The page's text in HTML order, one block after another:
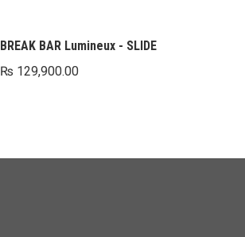
était :
₨ 14,500.00.
est :
BREAK BAR Lumineux - SLIDE
₨ 129,900.00